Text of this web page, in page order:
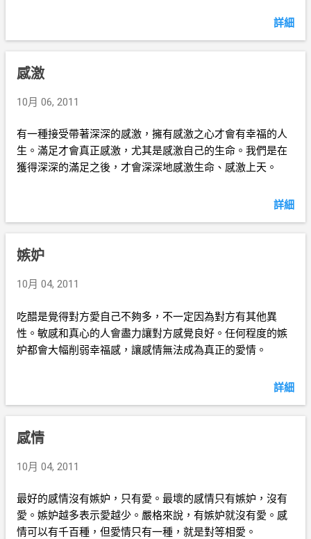
詳細
感激
10月 06, 2011
有一種接受帶著深深的感激，擁有感激之心才會有幸福的人
生。滿足才會真正感激，尤其是感激自己的生命。我們是在
獲得深深的滿足之後，才會深深地感激生命、感激上天。
詳細
嫉妒
10月 04, 2011
吃醋是覺得對方愛自己不夠多，不一定因為對方有其他異
性。敏感和真心的人會盡力讓對方感覺良好。任何程度的嫉
妒都會大幅削弱幸福感，讓感情無法成為真正的愛情。
詳細
感情
10月 04, 2011
最好的感情沒有嫉妒，只有愛。最壞的感情只有嫉妒，沒有
愛。嫉妒越多表示愛越少。嚴格來說，有嫉妒就沒有愛。感
情可以有千百種，但愛情只有一種，就是對等相愛。